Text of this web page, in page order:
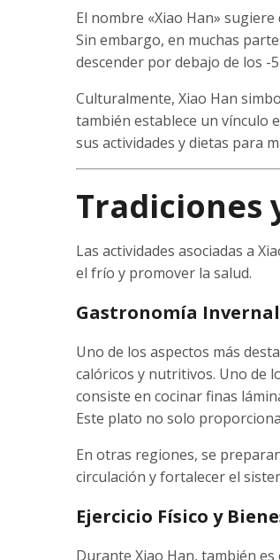
El nombre «Xiao Han»
Sin embargo, en muchas
descender por debajo de los -
Culturalmente, Xiao Han
también establece un vínculo
sus actividades y dietas para
Tradiciones
Las actividades asociadas a
el frío y promover la salud.
Gastronomía Invernal
Uno de los aspectos más
calóricos y nutritivos. Uno de
consiste en cocinar finas
Este plato no solo
En otras regiones, se
circulación y fortalecer el
Ejercicio Físico y
Durante Xiao Han, también